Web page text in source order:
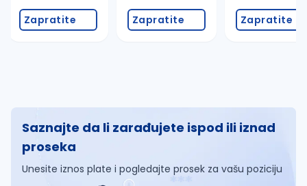
Zapratite Zapratite Zapratite
Saznajte da li zarađujete ispod ili iznad
proseka
Unesite iznos plate i pogledajte prosek za vašu poziciju